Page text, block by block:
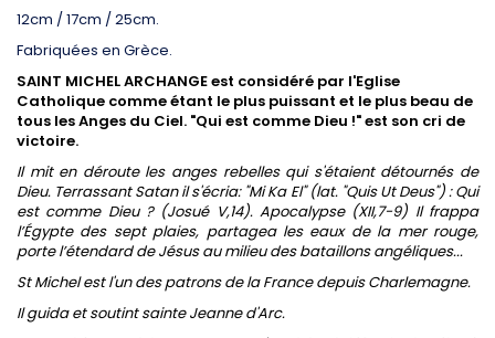
12cm / 17cm / 25cm.
Fabriquées en Grèce.
SAINT MICHEL ARCHANGE est considéré par l'Eglise
Catholique comme étant le plus puissant et le plus beau de
tous les Anges du Ciel. "Qui est comme Dieu !" est son cri de
victoire.
Il mit en déroute les anges rebelles qui s'étaient détournés de
Dieu. Terrassant Satan il s'écria: "Mi Ka El" (lat. "Quis Ut Deus") : Qui
est comme Dieu ? (Josué V,14). Apocalypse (XII,7-9) Il frappa
l’Égypte des sept plaies, partagea les eaux de la mer rouge,
porte l’étendard de Jésus au milieu des bataillons angéliques...
St Michel est l'un des patrons de la France depuis Charlemagne.
Il guida et soutint sainte Jeanne d'Arc.